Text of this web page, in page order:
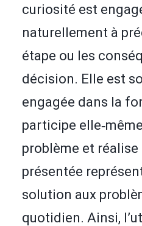
curiosité est
naturellement à
étape ou les
décision. Elle est
engagée dans la
participe
problème et
présentée
solution aux
quotidien. Ainsi,